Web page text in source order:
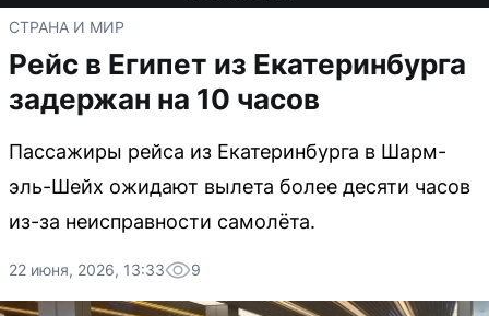
СТРАНА И МИР
Рейс в Египет из Екатеринбурга
задержан на 10 часов
Пассажиры рейса из Екатеринбурга в Шарм-
эль-Шейх ожидают вылета более десяти часов
из-за неисправности самолёта.
22 июня, 2026, 13:33 9